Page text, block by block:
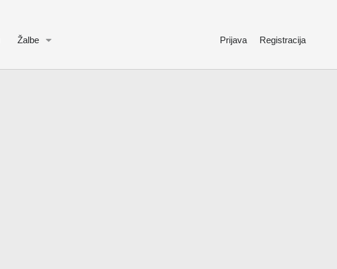
Žalbe Prijava Registracija